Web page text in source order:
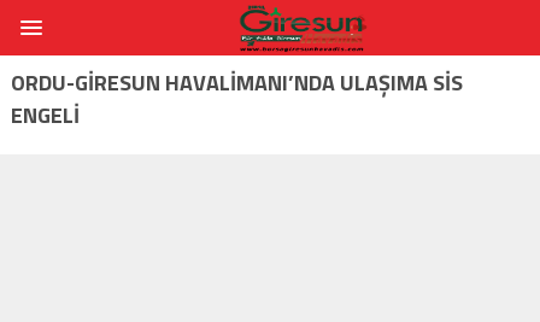
ORDU-GIRESUN HAVALIMANI’NDA ULAŞIMA SIS
ENGELI